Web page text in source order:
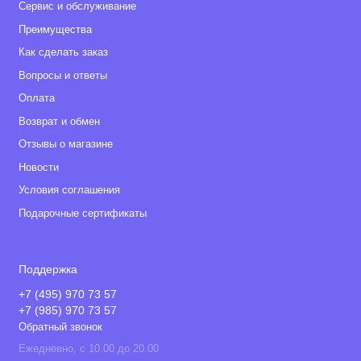
• Высота капа от сиденья: 50/53/56 см (три положения)
Шасси
• Вес с колесами: 7,8 кг
55,5х70х29,5 см
106 см (5 положений)
• Дорожный просвет до корзины: 13 см
Сервис и обслуживание
Преимущества
Как сделать заказ
Вопросы и ответы
Оплата
Возврат и обмен
Отзывы о магазине
Новости
Условия соглашения
Подарочные сертификаты
Поддержка
+7 (495) 970 73 57
+7 (985) 970 73 57
Обратный звонок
Ежедневно, с 10.00 до 20.00